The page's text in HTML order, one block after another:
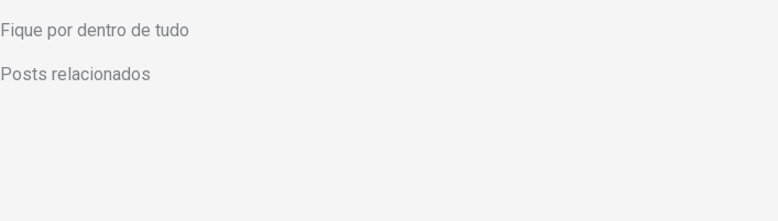
Fique por dentro de tudo
Posts relacionados